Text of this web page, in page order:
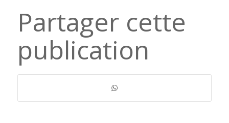
Partager cette
publication